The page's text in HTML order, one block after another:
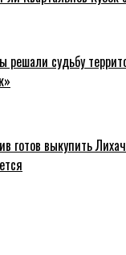
решали судьбу
готов выкупить